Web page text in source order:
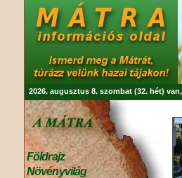
2026. augusztus 8. szombat (32. hét)
Földrajz
Növényvilág